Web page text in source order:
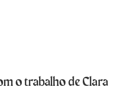
o trabalho de Clara